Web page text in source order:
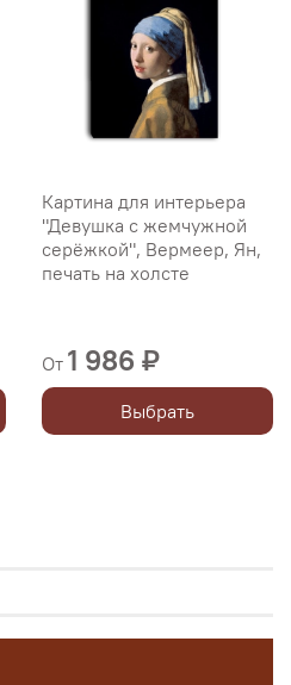
Картина для интерьера
"Девушка с жемчужной
серёжкой", Вермеер, Ян,
печать на холсте
От 1 986 ₽
Выбрать